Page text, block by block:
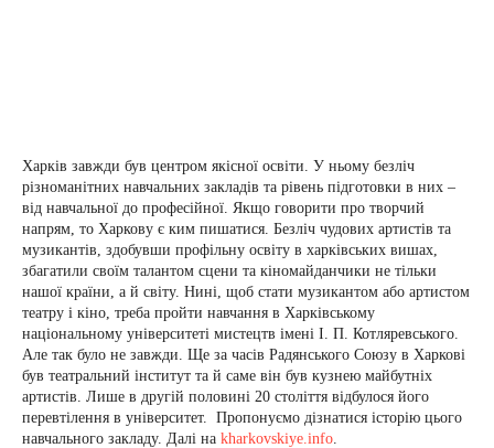
Харків завжди був центром якісної освіти. У ньому безліч
різноманітних навчальних закладів та рівень підготовки в них –
від навчальної до професійної. Якщо говорити про творчий
напрям, то Харкову є ким пишатися. Безліч чудових артистів та
музикантів, здобувши профільну освіту в харківських вишах,
збагатили своїм талантом сцени та кіномайданчики не тільки
нашої країни, а й світу. Нині, щоб стати музикантом або артистом
театру і кіно, треба пройти навчання в Харківському
національному університеті мистецтв імені І. П. Котляревського.
Але так було не завжди. Ще за часів Радянського Союзу в Харкові
був театральний інститут та й саме він був кузнею майбутніх
артистів. Лише в другій половині 20 століття відбулося його
перевтілення в університет. Пропонуємо дізнатися історію цього
навчального закладу. Далі на kharkovskiye.info.